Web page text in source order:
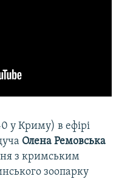
у Криму) в ефірі
Олена Ремовська
з кримським
зоопарку